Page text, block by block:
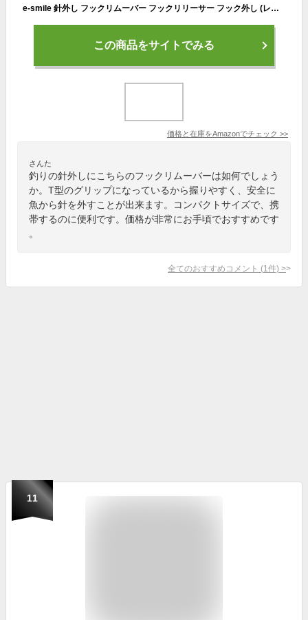
e-smile 針外し フックリムーバー フックリリーサー フック外し (レッド)
この商品をサイトでみる
価格と在庫をAmazonでチェック >>
さんた
釣りの針外しにこちらのフックリムーバーは如何でしょう
か。T型のグリップになっているから握りやすく、安全に
魚から針を外すことが出来ます。コンパクトサイズで、携
帯するのに便利です。価格が非常にお手頃でおすすめです
。
全てのおすすめコメント (1 件) >
11